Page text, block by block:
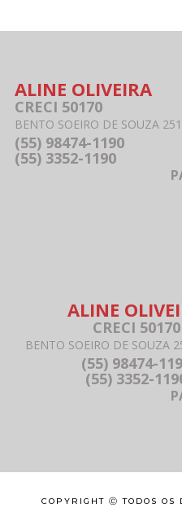
ALINE OLIVEIRA
CRECI 50170
BENTO SOEIRO DE SOUZA
(55) 98474-1190
(55) 3352-1190
ALINE
CRECI 50170
BENTO SOEIRO DE SOUZA
(55) 98474-
(55) 3352-
COPYRIGHT Ⓒ TODOS OS